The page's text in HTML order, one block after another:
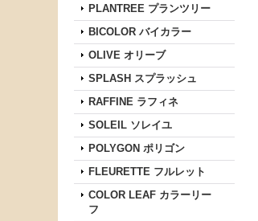
PLANTREE プランツリー
BICOLOR バイカラー
OLIVE オリーブ
SPLASH スプラッシュ
RAFFINE ラフィネ
SOLEIL ソレイユ
POLYGON ポリゴン
FLEURETTE フルレット
COLOR LEAF カラーリー
フ